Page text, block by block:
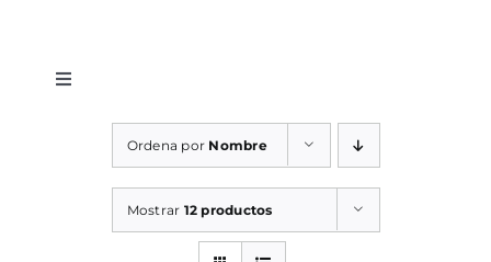
Toggle
WooCommerce Cart
WooCommerce My Account
Ordena por Nombre
Mostrar 12 productos